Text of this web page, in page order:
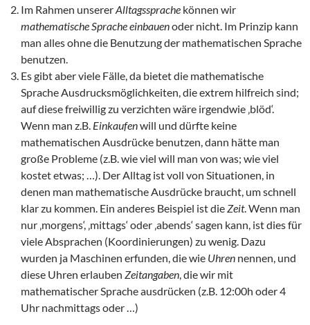
Im Rahmen unsererAlltagssprache können wir
mathematische Sprache einbauenoder nicht. Im Prinzip kann
man alles ohne die Benutzung der mathematischen Sprache
benutzen.
Es gibt aber viele Fälle, da bietet die mathematische
Sprache Ausdrucksmöglichkeiten, die extrem hilfreich sind;
auf diese freiwillig zu verzichten wäre irgendwie ‚blöd‘.
Wenn man z.B. Einkaufenwill und dürfte keine
mathematischen Ausdrücke benutzen, dann hätte man
große Probleme (z.B. wie viel will man von was; wie viel
kostet etwas; …). Der Alltag ist voll von Situationen, in
denen man mathematische Ausdrücke braucht, um schnell
klar zu kommen. Ein anderes Beispiel ist die Zeit. Wenn man
nur ‚morgens‘, ‚mittags‘ oder ‚abends‘ sagen kann, ist dies für
viele Absprachen (Koordinierungen) zu wenig. Dazu
wurden ja Maschinen erfunden, die wie Uhren nennen, und
diese Uhren erlauben Zeitangaben , die wir mit
mathematischer Sprache ausdrücken (z.B. 12:00h oder 4
Uhr nachmittags oder …)